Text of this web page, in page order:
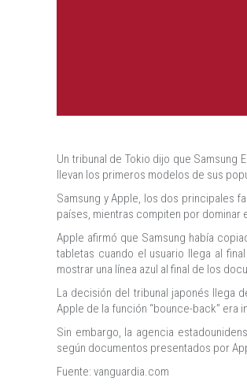
Un tribunal de Tokio dijo que Samsung
llevan los primeros modelos de sus
Samsung y Apple, los dos principales
países, mientras compiten por dominar
Apple afirmó que Samsung había
tabletas cuando el usuario llega al
mostrar una línea azul al final de los
La decisión del tribunal japonés llega
Apple de la función “bounce-back” era
Sin embargo, la agencia
según documentos presentados por
Fuente: vanguardia.com